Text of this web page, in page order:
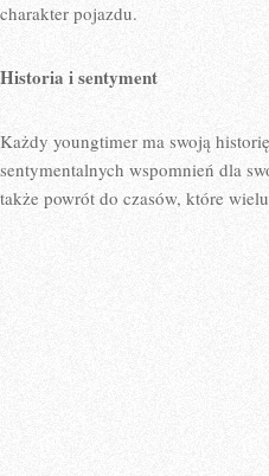
charakter pojazdu.
Historia i⁤ sentyment
Każdy⁤ youngtimer ma swoją
sentymentalnych wspomnień dla
‍także powrót do czasów, które